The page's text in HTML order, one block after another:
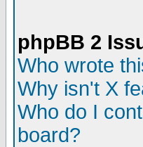
phpBB 2
Who wrote
Why isn't X
Who do I
board?